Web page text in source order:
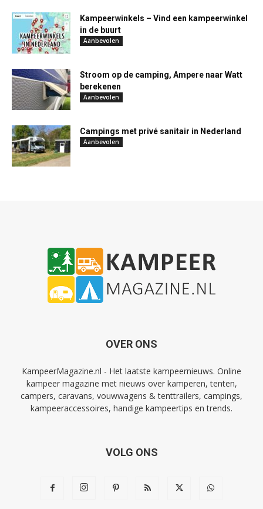
Kampeerwinkels – Vind een kampeerwinkel
in de buurt
Aanbevolen
Stroom op de camping, Ampere naar Watt
berekenen
Aanbevolen
Campings met privé sanitair in Nederland
Aanbevolen
OVER ONS
KampeerMagazine.nl - Het laatste kampeernieuws. Online
kampeer magazine met nieuws over kamperen, tenten,
campers, caravans, vouwwagens & tenttrailers, campings,
kampeeraccessoires, handige kampeertips en trends.
VOLG ONS